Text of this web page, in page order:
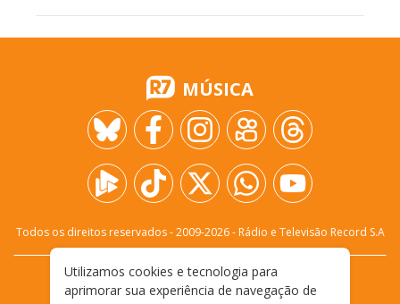
MÚSICA
Todos os direitos reservados - 2009-2026- Rádio e Televisão Record S.A
FALE CONOSCO
PRIVACIDADE
Utilizamos cookies e tecnologia para
aprimorar sua experiência de navegação de